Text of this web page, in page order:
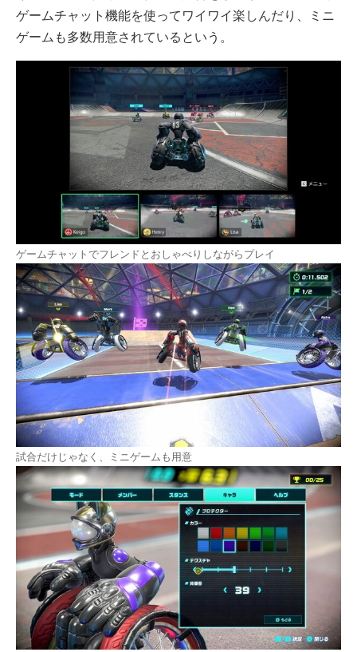
ゲームチャット機能を使ってワイワイ楽しんだり、ミニ
ゲームも多数用意されているという。
ゲームチャットでフレンドとおしゃべりしながらプレイ
試合だけじゃなく、ミニゲームも用意